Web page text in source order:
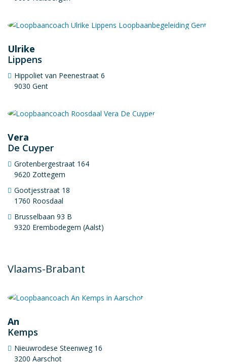
Ulrike
Lippens
Hippoliet van Peenestraat 6
9030 Gent
Vera
De Cuyper
Grotenbergestraat 164
9620 Zottegem
Gootjesstraat 18
1760 Roosdaal
Brusselbaan 93 B
9320 Erembodegem (Aalst)
Vlaams-Brabant
An
Kemps
Nieuwrodese Steenweg 16
3200 Aarschot